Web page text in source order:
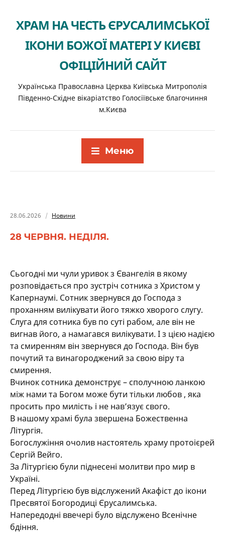
ХРАМ НА ЧЕСТЬ ЄРУСАЛИМСЬКОЇ
ІКОНИ БОЖОЇ МАТЕРІ У КИЄВІ
ОФІЦІЙНИЙ САЙТ
Українська Православна Церква Київська Митрополія
Південно-Східне вікаріатство Голосіївське благочиння
м.Києва
Меню
28.06.2026 Новини
28 ЧЕРВНЯ. НЕДІЛЯ.
Сьогодні ми чули уривок з Євангелія в якому
розповідається про зустріч сотника з Христом у
Капернаумі. Сотник звернувся до Господа з
проханням вилікувати його тяжко хворого слугу.
Слуга для сотника був по суті рабом, але він не
вигнав його, а намагався вилікувати. І з цією надією
та смиренням він звернувся до Господа. Він був
почутий та винагороджений за свою віру та
смирення.
Вчинок сотника демонструє – сполучною ланкою
між нами та Богом може бути тільки любов , яка
просить про милість і не нав’язує свого.
В нашому храмі була звершена Божественна
Літургія.
Богослужіння очолив настоятель храму протоієрей
Сергій Вейго.
За Літургією були піднесені молитви про мир в
Україні.
Перед Літургією був відслужений Акафіст до ікони
Пресвятої Богородиці Єрусалимська.
Напередодні ввечері було відслужено Всенічне
бдіння.